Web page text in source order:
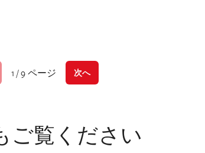
1 / 9 ページ 次へ
ご覧ください